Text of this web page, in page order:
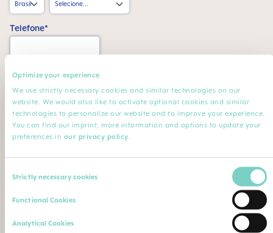
Optimize your experience
We use strictly necessary cookies and similar technologies on our
website. We would also like to activate optional cookies and similar
technologies to personalize our website and to improve your experience.
You can find our imprint, more information and options to update your
preferences in our privacy policy.
Strictly necessary cookies
Functional Cookies
Analytical Cookies
Telefone*
CPF*
Minha Profissão
Profissão* Especialização